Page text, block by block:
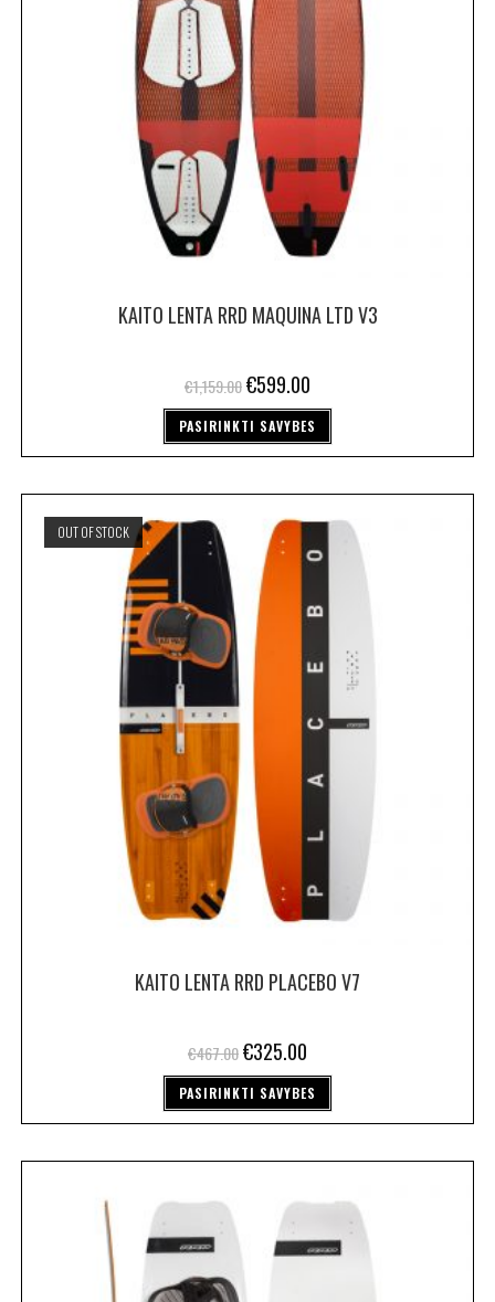
KAITO LENTA RRD MAQUINA LTD V3
€1,159.00€599.00
PASIRINKTI SAVYBES
OUT OF STOCK
KAITO LENTA RRD PLACEBO V7
€467.00€325.00
PASIRINKTI SAVYBES